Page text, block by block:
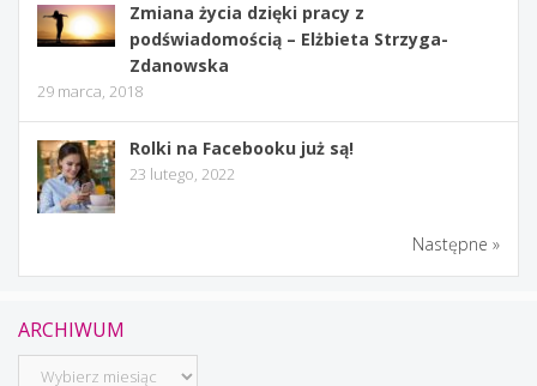
Zmiana życia dzięki pracy z
podświadomością – Elżbieta Strzyga-
Zdanowska
29 marca, 2018
Rolki na Facebooku już są!
23 lutego, 2022
Następne »
ARCHIWUM
Archiwum